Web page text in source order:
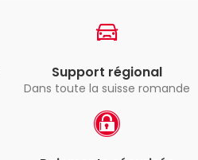
Support régional
Dans toute la suisse romande